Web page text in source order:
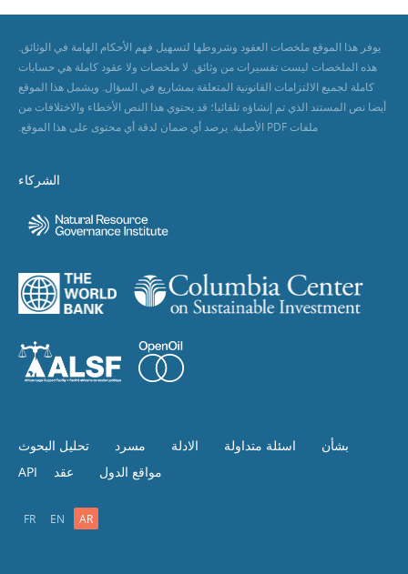
يوفر هذا الموقع ملخصات العقود وشروطها لتسهيل فهم الأحكام الهامة في الوثائق.
هذه الملخصات ليست تفسيرات من وثائق. لا ملخصات ولا عقود كاملة هي حسابات
كاملة لجميع الالتزامات القانونية المتعلقة بمشاريع في السؤال. ويشمل هذا الموقع
أيضا نص المستند الذي تم إنشاؤه تلقائيا؛ قد يحتوي هذا النص الأخطاء والاختلافات من
ملفات PDF الأصلية. يرصد أي ضمان لدقة أي محتوى على هذا الموقع.
الشركاء
بشأن اسئلة متداولة الادلة مسرد
تحليل البحوث
مواقع الدول
عقد API
AR
EN
FR